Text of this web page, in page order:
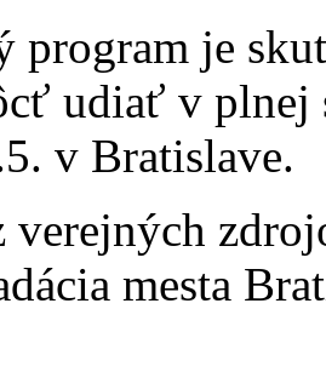
program je
udiať v plnej
v Bratislave.
verejných
mesta